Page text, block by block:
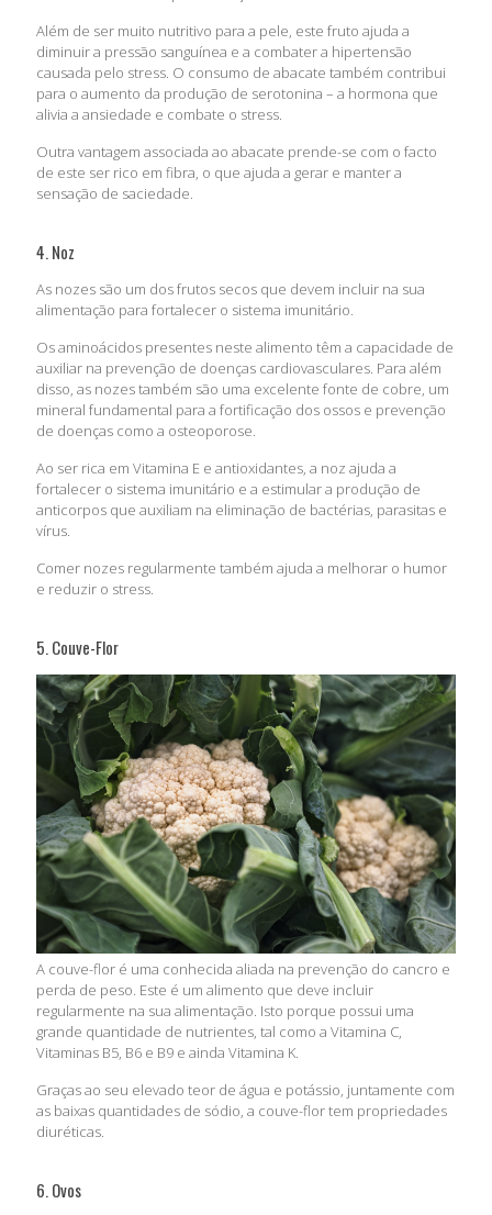
Além de ser muito nutritivo para a pele, este fruto ajuda a
diminuir a pressão sanguínea e a combater a hipertensão
causada pelo stress. O consumo de abacate também contribui
para o aumento da produção de serotonina – a hormona que
alivia a ansiedade e combate o stress.
Outra vantagem associada ao abacate prende-se com o facto
de este ser rico em fibra, o que ajuda a gerar e manter a
sensação de saciedade.
4. Noz
As nozes são um dos frutos secos que devem incluir na sua
alimentação para fortalecer o sistema imunitário.
Os aminoácidos presentes neste alimento têm a capacidade de
auxiliar na prevenção de doenças cardiovasculares. Para além
disso, as nozes também são uma excelente fonte de cobre, um
mineral fundamental para a fortificação dos ossos e prevenção
de doenças como a osteoporose.
Ao ser rica em Vitamina E e antioxidantes, a noz ajuda a
fortalecer o sistema imunitário e a estimular a produção de
anticorpos que auxiliam na eliminação de bactérias, parasitas e
vírus.
Comer nozes regularmente também ajuda a melhorar o humor
e reduzir o stress.
5. Couve-Flor
A couve-flor é uma conhecida aliada na prevenção do cancro e
perda de peso. Este é um alimento que deve incluir
regularmente na sua alimentação. Isto porque possui uma
grande quantidade de nutrientes, tal como a Vitamina C,
Vitaminas B5, B6 e B9 e ainda Vitamina K.
Graças ao seu elevado teor de água e potássio, juntamente com
as baixas quantidades de sódio, a couve-flor tem propriedades
diuréticas.
6. Ovos